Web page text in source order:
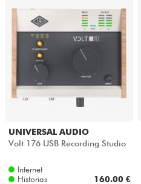
UNIVERSAL AUDIO
Volt 176 USB Recording Studio
Internet
Historias
160.00 €